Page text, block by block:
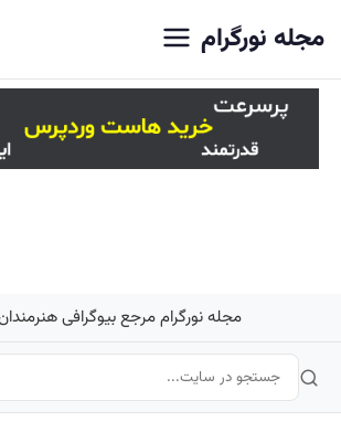
مجله نورگرام
مجله نورگرام مرجع بیوگرافی